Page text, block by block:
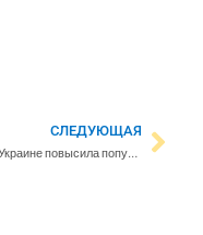
СЛЕДУЮЩАЯ
Война в Украине повысила популярность Союза резервистов